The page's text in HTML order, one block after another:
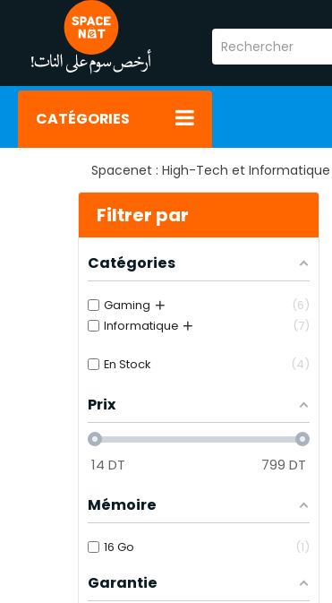
CATÉGORIES
Spacenet : High-Tech et
Filtrer par
Catégories
Gaming +
6
Informatique + 7
En Stock 4
Prix
14 DT 799 DT
Mémoire
16 Go 1
Garantie